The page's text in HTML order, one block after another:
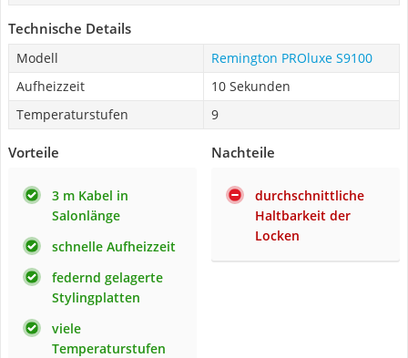
Technische Details
Modell
Remington PROluxe S9100
Aufheizzeit
10 Sekunden
Temperaturstufen
9
Vorteile
3 m Kabel in
Salonlänge
schnelle Aufheizzeit
federnd gelagerte
Stylingplatten
viele
Temperaturstufen
Nachteile
durchschnittliche
Haltbarkeit der
Locken